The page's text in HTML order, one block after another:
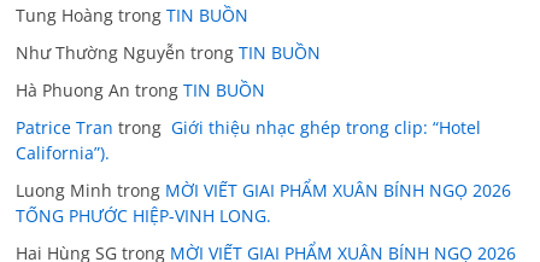
Tung Hoàng trongTIN BUỒN
Như Thường Nguyễn trongTIN BUỒN
Hà Phuong An trongTIN BUỒN
Patrice Tran trong Giới thiệu nhạc ghép trong clip: “Hotel
California”).
Luong Minh trong MỜI VIẾT GIAI PHẨM XUÂN BÍNH NGỌ 2026
TỐNG PHƯỚC HIỆP-VINH LONG.
Hai Hùng SG trong MỜI VIẾT GIAI PHẨM XUÂN BÍNH NGỌ 2026